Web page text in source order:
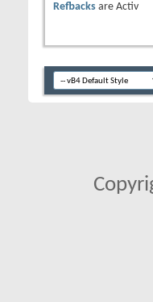
Refbacks are Activ